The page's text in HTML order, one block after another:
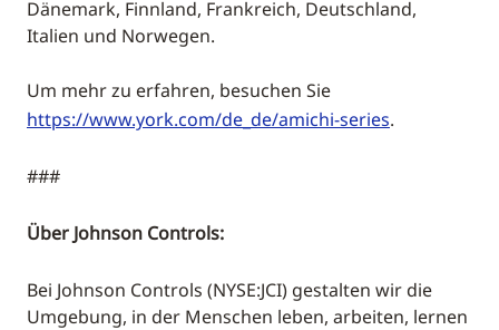
Dänemark, Finnland, Frankreich, Deutschland,
Italien und Norwegen.
Um mehr zu erfahren, besuchen Sie
https://www.york.com/de_de/amichi-series.
###
Über Johnson Controls:
Bei Johnson Controls (NYSE:JCI) gestalten wir die
Umgebung, in der Menschen leben, arbeiten, lernen